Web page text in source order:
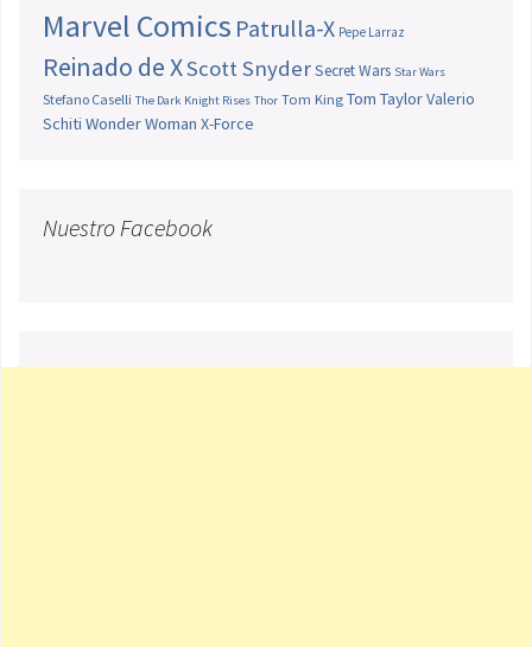
Marvel Comics Patrulla-X Pepe Larraz
Reinado de XScott SnyderSecret Wars Star Wars
Stefano Caselli The Dark Knight Rises Thor Tom King Tom TaylorValerio
Schiti Wonder Woman X-Force
Nuestro Facebook